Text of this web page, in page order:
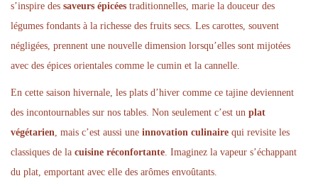
s’inspire des saveurs épicées traditionnelles, marie la douceur des
légumes fondants à la richesse des fruits secs. Les carottes, souvent
négligées, prennent une nouvelle dimension lorsqu’elles sont mijotées
avec des épices orientales comme le cumin et la cannelle.
En cette saison hivernale, les plats d’hiver comme ce tajine deviennent
des incontournables sur nos tables. Non seulement c’est un plat
végétarien, mais c’est aussi une innovation culinaire qui revisite les
classiques de la cuisine réconfortante. Imaginez la vapeur s’échappant
du plat, emportant avec elle des arômes envoûtants.